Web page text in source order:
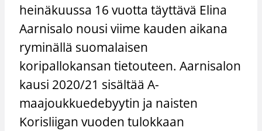
heinäkuussa 16 vuotta täyttävä Elina
Aarnisalo nousi viime kauden aikana
ryminällä suomalaisen
koripallokansan tietouteen. Aarnisalon
kausi 2020/21 sisältää A-
maajoukkuedebyytin ja naisten
Korisliigan vuoden tulokkaan